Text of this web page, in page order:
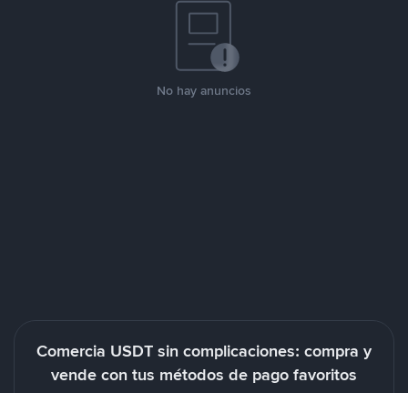
No hay anuncios
Comercia USDT sin complicaciones: compra y
vende con tus métodos de pago favoritos